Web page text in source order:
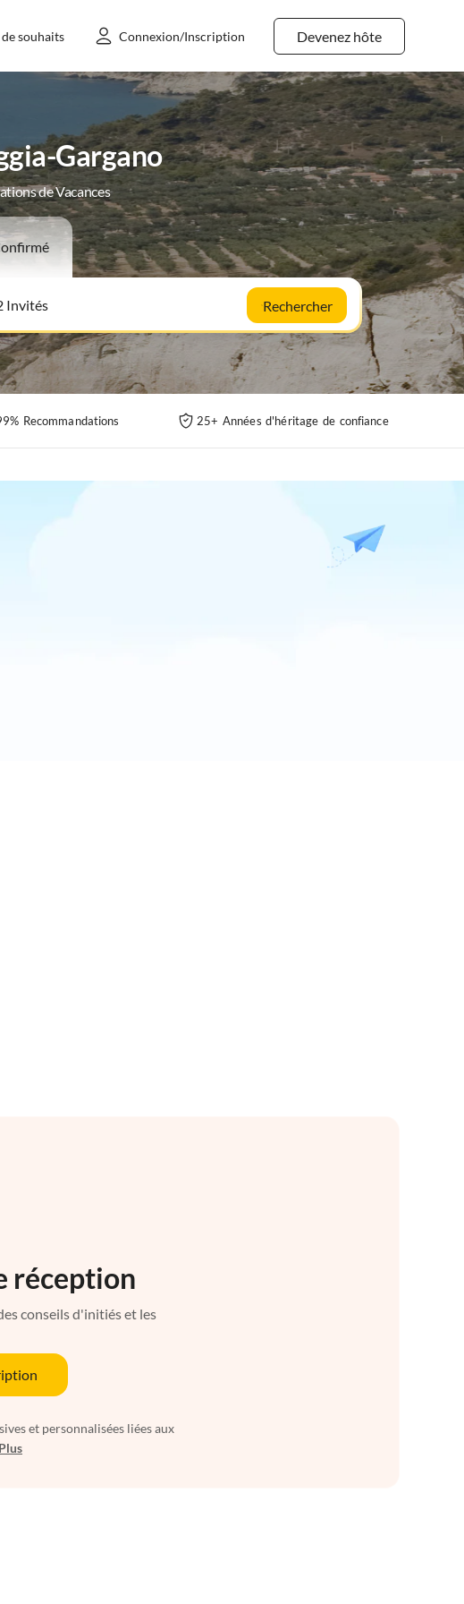
Devenez hôte
souhaits Connexion/Inscription
Gargano
de Vacances
Rechercher
Recommandations 25+ Années d'héritage de confiance
réception
conseils d'initiés et les
et personnalisées liées aux
Plus